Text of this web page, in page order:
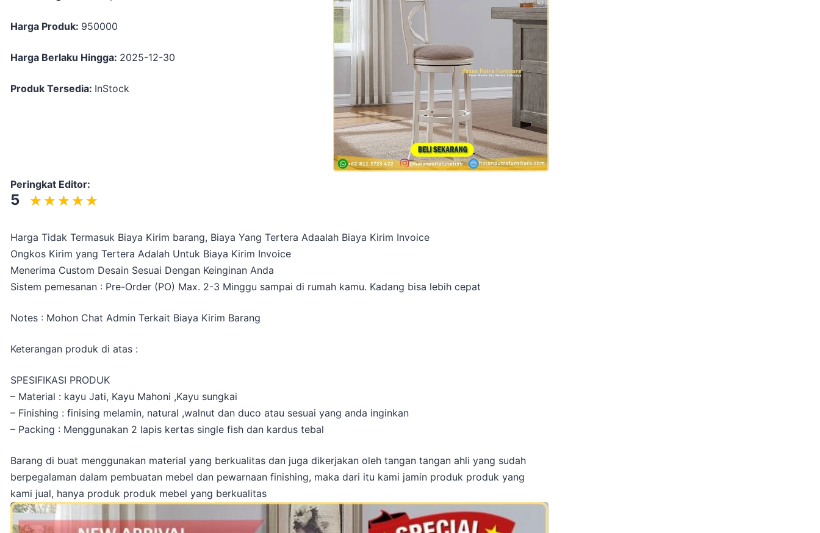
Harga Produk: 950000
Harga Berlaku Hingga: 2025-12-30
Produk Tersedia: InStock
Peringkat Editor:
5
Harga Tidak Termasuk Biaya Kirim barang, Biaya Yang Tertera Adaalah Biaya Kirim Invoice
Ongkos Kirim yang Tertera Adalah Untuk Biaya Kirim Invoice
Menerima Custom Desain Sesuai Dengan Keinginan Anda
Sistem pemesanan : Pre-Order (PO) Max. 2-3 Minggu sampai di rumah kamu. Kadang bisa lebih cepat
Notes : Mohon Chat Admin Terkait Biaya Kirim Barang
Keterangan produk di atas :
SPESIFIKASI PRODUK
– Material : kayu Jati, Kayu Mahoni ,Kayu sungkai
– Finishing : finising melamin, natural ,walnut dan duco atau sesuai yang anda inginkan
– Packing : Menggunakan 2 lapis kertas single fish dan kardus tebal
Barang di buat menggunakan material yang berkualitas dan juga dikerjakan oleh tangan tangan ahli yang sudah
berpegalaman dalam pembuatan mebel dan pewarnaan finishing, maka dari itu kami jamin produk produk yang
kami jual, hanya produk produk mebel yang berkualitas